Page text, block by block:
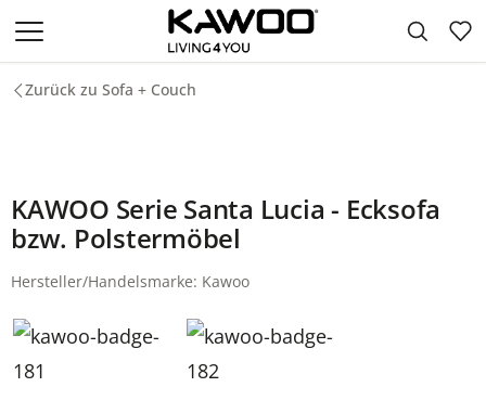
Zum Hauptinhalt springen
Zurück zu Sofa + Couch
KAWOO Serie Santa Lucia - Ecksofa
bzw. Polstermöbel
Hersteller/Handelsmarke: Kawoo